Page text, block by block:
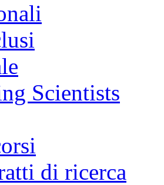
Scientists
di ricerca